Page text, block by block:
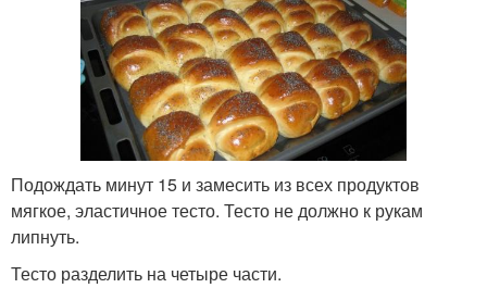
Подождать минут 15 и замесить из всех продуктов
мягкое, эластичное тесто. Тесто не должно к рукам
липнуть.
Тесто разделить на четыре части.